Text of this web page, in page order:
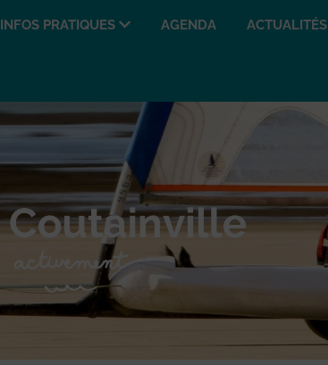
INFOS PRATIQUES AGENDA ACTUALITÉS